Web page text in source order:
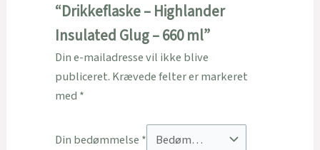
“Drikkeflaske – Highlander
Insulated Glug – 660 ml”
Din e-mailadresse vil ikke blive
publiceret. Krævede felter er markeret
med *
Din bedømmelse *